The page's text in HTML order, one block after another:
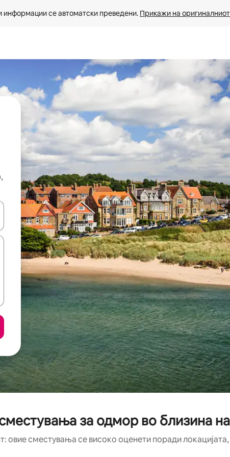
информации се автоматски преведени. Прикажи на оригиналниот
со стрелки нагоре и надолу или истражувајте со допирање
за одмор во близина
овие сместувања се високо оценети поради